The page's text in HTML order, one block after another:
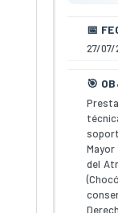
27/07/
del